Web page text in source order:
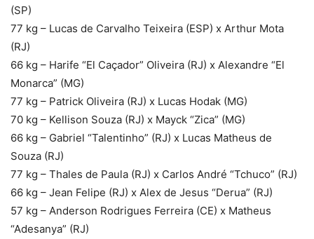
(SP)
77 kg – Lucas de Carvalho Teixeira (ESP) x Arthur Mota
(RJ)
66 kg – Harife “El Caçador” Oliveira (RJ) x Alexandre “El
Monarca” (MG)
77 kg – Patrick Oliveira (RJ) x Lucas Hodak (MG)
70 kg – Kellison Souza (RJ) x Mayck “Zica” (MG)
66 kg – Gabriel “Talentinho” (RJ) x Lucas Matheus de
Souza (RJ)
77 kg – Thales de Paula (RJ) x Carlos André “Tchuco” (RJ)
66 kg – Jean Felipe (RJ) x Alex de Jesus “Derua” (RJ)
57 kg – Anderson Rodrigues Ferreira (CE) x Matheus
“Adesanya” (RJ)